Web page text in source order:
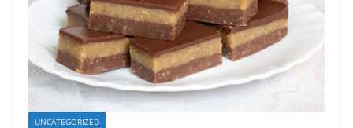
UNCATEGORIZED